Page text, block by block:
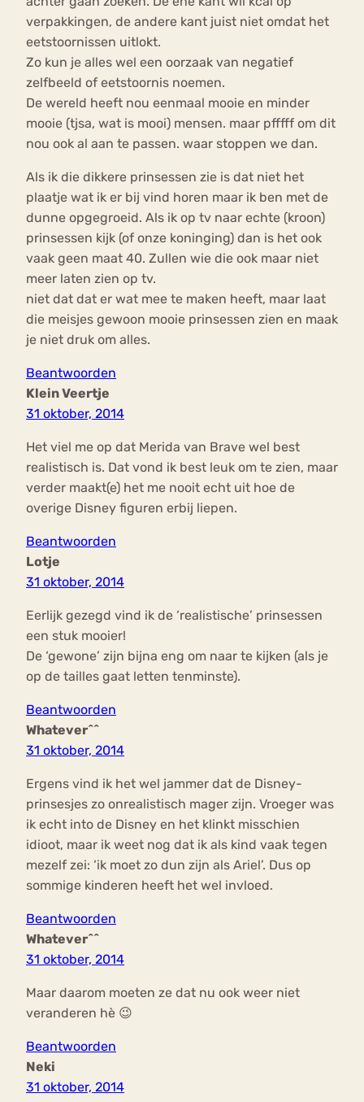
verpakkingen, de andere kant juist niet omdat het
eetstoornissen uitlokt.
Zo kun je alles wel een oorzaak van negatief
zelfbeeld of eetstoornis noemen.
De wereld heeft nou eenmaal mooie en minder
mooie (tjsa, wat is mooi) mensen. maar pfffff om dit
nou ook al aan te passen. waar stoppen we dan.
Als ik die dikkere prinsessen zie is dat niet het
plaatje wat ik er bij vind horen maar ik ben met de
dunne opgegroeid. Als ik op tv naar echte (kroon)
prinsessen kijk (of onze koninging) dan is het ook
vaak geen maat 40. Zullen wie die ook maar niet
meer laten zien op tv.
niet dat dat er wat mee te maken heeft, maar laat
die meisjes gewoon mooie prinsessen zien en maak
je niet druk om alles.
Beantwoorden
Klein Veertje
31 oktober, 2014
Het viel me op dat Merida van Brave wel best
realistisch is. Dat vond ik best leuk om te zien, maar
verder maakt(e) het me nooit echt uit hoe de
overige Disney figuren erbij liepen.
Beantwoorden
Lotje
31 oktober, 2014
Eerlijk gezegd vind ik de ‘realistische’ prinsessen
een stuk mooier!
De ‘gewone’ zijn bijna eng om naar te kijken (als je
op de tailles gaat letten tenminste).
Beantwoorden
Whatever^^
31 oktober, 2014
Ergens vind ik het wel jammer dat de Disney-
prinsesjes zo onrealistisch mager zijn. Vroeger was
ik echt into de Disney en het klinkt misschien
idioot, maar ik weet nog dat ik als kind vaak tegen
mezelf zei: ‘ik moet zo dun zijn als Ariel’. Dus op
sommige kinderen heeft het wel invloed.
Beantwoorden
Whatever^^
31 oktober, 2014
Maar daarom moeten ze dat nu ook weer niet
veranderen hè 😉
Beantwoorden
Neki
31 oktober, 2014